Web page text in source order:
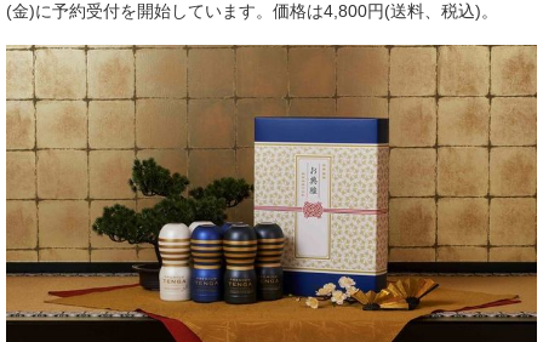
(金)に予約受付を開始しています。価格は4,800円(送料、税込)。